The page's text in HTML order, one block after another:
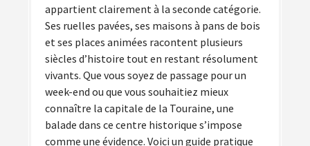
appartient clairement à la seconde catégorie.
Ses ruelles pavées, ses maisons à pans de bois
et ses places animées racontent plusieurs
siècles d’histoire tout en restant résolument
vivants. Que vous soyez de passage pour un
week-end ou que vous souhaitiez mieux
connaître la capitale de la Touraine, une
balade dans ce centre historique s’impose
comme une évidence. Voici un guide pratique